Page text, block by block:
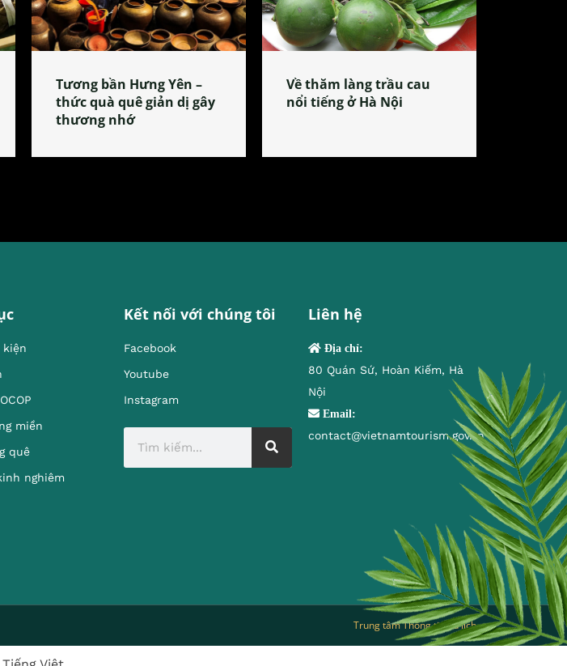
Tương bần Hưng Yên –
thức quà quê giản dị gây
thương nhớ
Về thăm làng trầu cau
nổi tiếng ở Hà Nội
miền
quê
nghiêm
Kết nối với chúng tôi
Facebook
Youtube
Instagram
Liên hệ
Địa chỉ:
80 Quán Sứ, Hoàn Kiếm, Hà
Nội
Email:
contact@vietnamtourism.gov.vn
Trung tâm Thông tin du lịch